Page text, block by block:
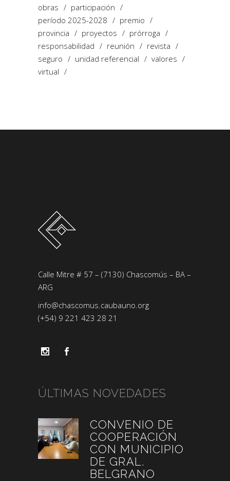
obras
participación
período 2025-2028
premio
provincia
proyectos
prórroga
responsabilidad
reunión
revista
seguro
unidad referencial
valores
virtual
Calle Mitre # 57 – (7130) Chascomús – BA –
ARG
info@chascomus.caubauno.org
(+54) 9 221 423 28 21
ÚLTIMAS NOVEDADES
CONVENIO DE
COOPERACIÓN
CON MUNICIPIO
DE GRAL.
BELGRANO